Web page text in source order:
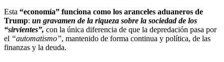
Esta “economía” funciona como los aranceles aduaneros de
Trump: un gravamen de la riqueza sobre la sociedad de los
“sirvientes”, con la única diferencia de que la depredación pasa por
el “automatismo”, mantenido de forma continua y política, de las
finanzas y la deuda.